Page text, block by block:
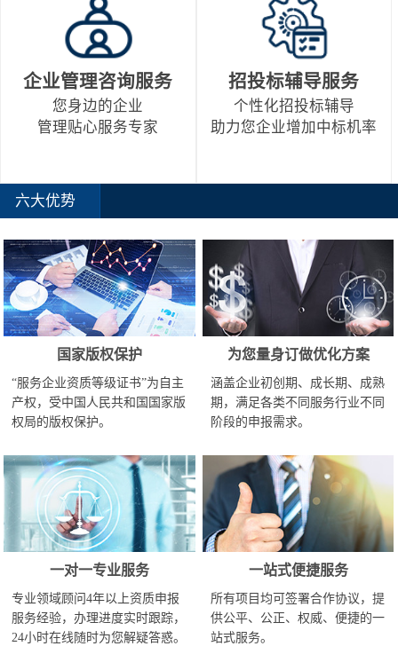
企业管理咨询服务
您身边的企业
管理贴心服务专家
招投标辅导服务
个性化招投标辅导
助力您企业增加中标机率
六大优势
国家版权保护
“服务企业资质等级证书”为自主
产权，受中国人民共和国国家版
权局的版权保护。
为您量身订做优化方案
涵盖企业初创期、成长期、成熟
期，满足各类不同服务行业不同
阶段的申报需求。
一对一专业服务
专业领域顾问4年以上资质申报
服务经验，办理进度实时跟踪，
24小时在线随时为您解疑答惑。
一站式便捷服务
所有项目均可签署合作协议，提
供公平、公正、权威、便捷的一
站式服务。